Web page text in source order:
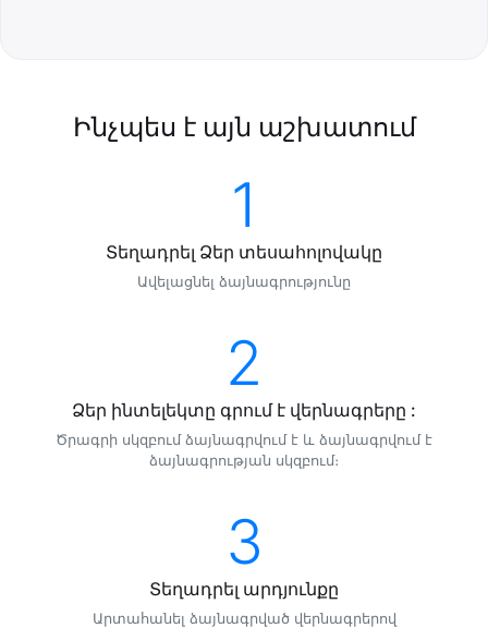
Ինչպես է այն աշխատում
1
Տեղադրել Ձեր տեսահոլովակը
Ավելացնել ձայնագրությունը
2
Ձեր ինտելեկտը գրում է վերնագրերը :
Ծրագրի սկզբում ձայնագրվում է և ձայնագրվում է
ձայնագրության սկզբում։
3
Տեղադրել արդյունքը
Արտահանել ձայնագրված վերնագրերով